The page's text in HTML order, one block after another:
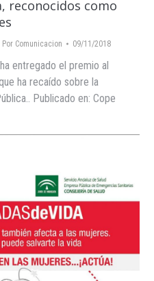
reconocidos como
Por Comunicacion 09/11/2018
entregado el premio al
ha recaído sobre la
Publicado en: Cope